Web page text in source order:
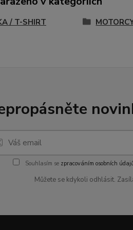
/ T-SHIRT
Souhlasím se zpracováním osobních
Můžete se kdykoli odhlásit.